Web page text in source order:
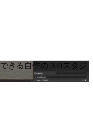
きる自作の３Dスタジ